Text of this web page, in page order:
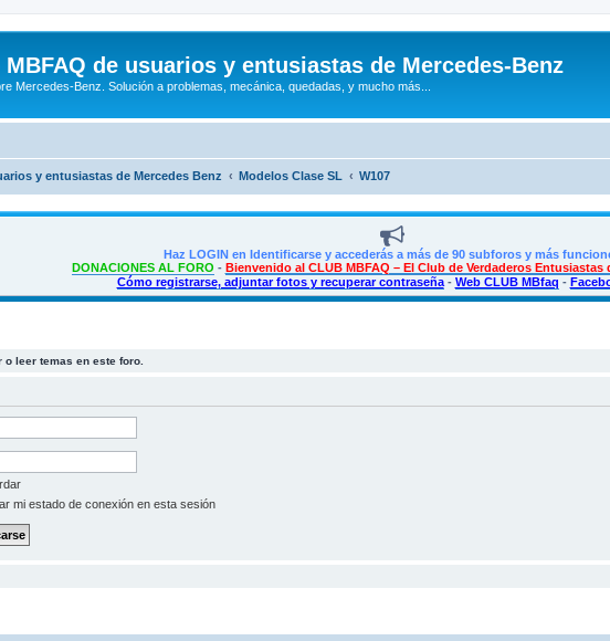
MBFAQ de usuarios y entusiastas de Mercedes-Benz
Mercedes-Benz. Solución a problemas, mecánica, quedadas, y mucho más...
y entusiastas de Mercedes Benz Modelos Clase SL W107
Haz LOGIN en Identificarse y accederás a más de 90 subforos y más
DONACIONES AL FORO - Bienvenido al CLUB MBFAQ – El Club de Verdaderos Entusiastas
Cómo registrarse, adjuntar fotos y recuperar contraseña- Web CLUB MBfaq -
leer temas en este foro.
mi estado de conexión en esta sesión